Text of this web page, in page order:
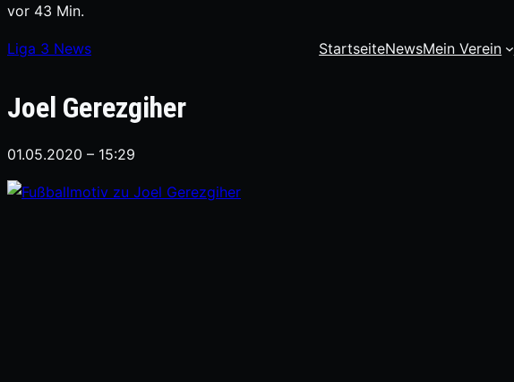
springen
vor 43 Min.
Liga 3 News StartseiteNewsMein Verein
Joel Gerezgiher
01.05.2020 – 15:29